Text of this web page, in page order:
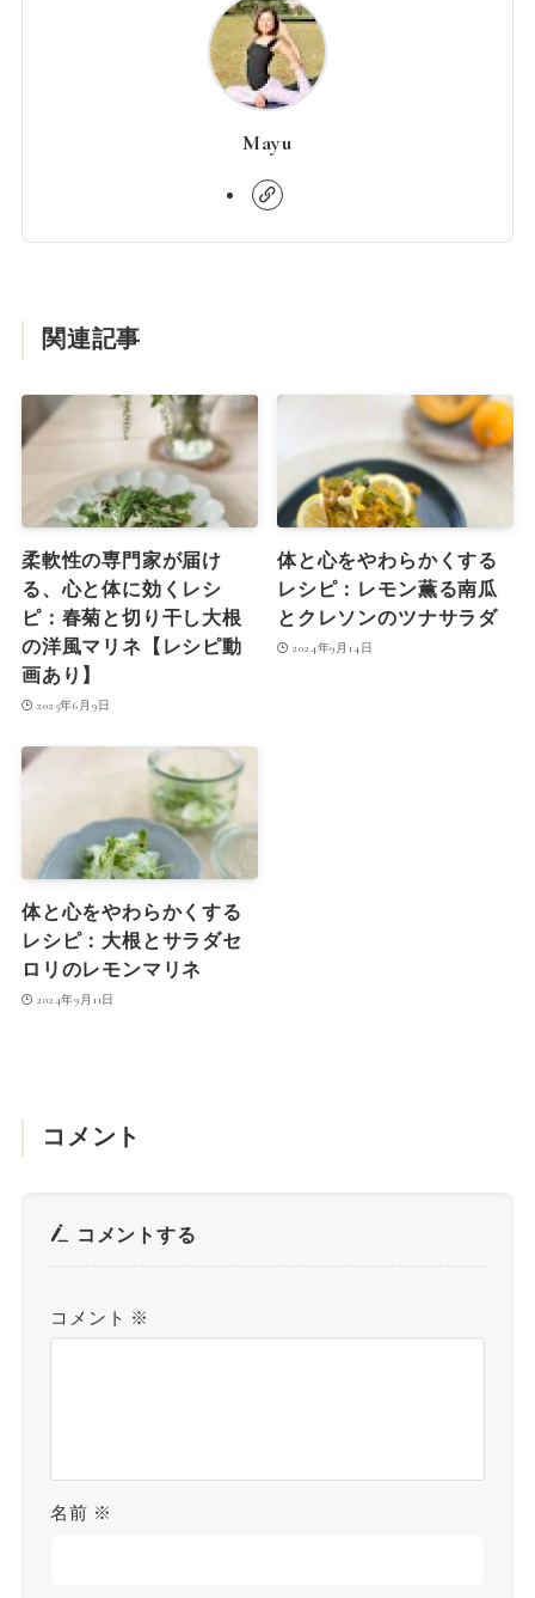
Mayu
関連記事
柔軟性の専門家が届け
る、心と体に効くレシ
ピ：春菊と切り干し大根
の洋風マリネ【レシピ動
画あり】
2025年6月9日
体と心をやわらかくする
レシピ：レモン薫る南瓜
とクレソンのツナサラダ
2024年9月14日
体と心をやわらかくする
レシピ：大根とサラダセ
ロリのレモンマリネ
2024年9月11日
コメント
コメントする
コメント ※
名前 ※